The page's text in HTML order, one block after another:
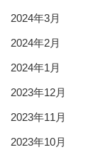
2024年3月
2024年2月
2024年1月
2023年12月
2023年11月
2023年10月